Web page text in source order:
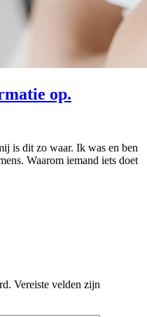
op.
is dit zo waar. Ik was en ben
Waarom iemand iets doet
Vereiste velden zijn